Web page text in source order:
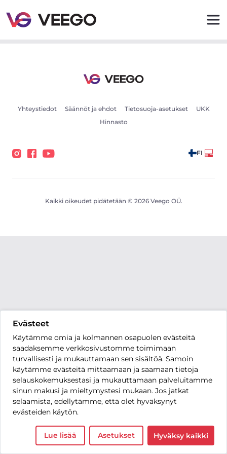
Evästeet
Käytämme omia ja kolmannen osapuolen evästeitä
saadaksemme verkkosivustomme toimimaan
turvallisesti ja mukauttamaan sen sisältöä. Samoin
käytämme evästeitä mittaamaan ja saamaan tietoja
selauskokemuksestasi ja mukauttamaan palveluitamme
sinun makusi ja mieltymystesi mukaan. Jos jatkat
selaamista, edellytämme, että olet hyväksynyt
evästeiden käytön.
Lue lisää Asetukset Hyväksy kaikki
Yhteystiedot Säännöt ja ehdot Tietosuoja-asetukset
UKK
Hinnasto
FI
Kaikki oikeudet pidätetään © 2026 Veego OÜ.